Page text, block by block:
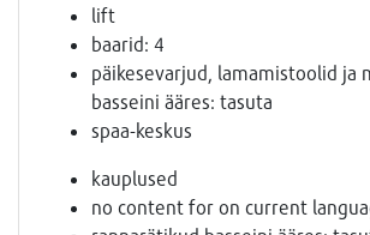
lift
baarid: 4
päikesevarjud, lamamistoolid ja
basseini ääres: tasuta
spaa-keskus
kauplused
no content for on current